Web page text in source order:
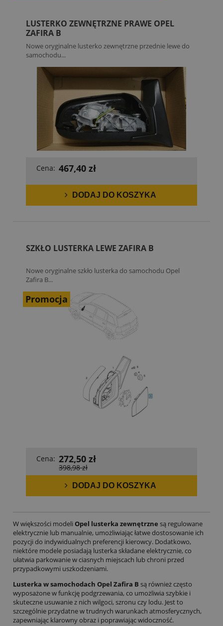
LUSTERKO ZEWNĘTRZNE PRAWE OPEL
ZAFIRA B
Nowe oryginalne lusterko zewnętrzne przednie lewe do
samochodu...
Cena: 467,40 zł
DODAJ DO KOSZYKA
SZKŁO LUSTERKA LEWE ZAFIRA B
Nowe oryginalne szkło lusterka do samochodu Opel
Zafira B...
Cena: 272,50 zł
398,98 zł
DODAJ DO KOSZYKA
Promocja
W większości modeli Opel lusterka zewnętrzne są regulowane
elektrycznie lub manualnie, umożliwiając łatwe dostosowanie ich
pozycji do indywidualnych preferencji kierowcy. Dodatkowo,
niektóre modele posiadają lusterka składane elektrycznie, co
ułatwia parkowanie w ciasnych miejscach lub chroni przed
przypadkowymi uszkodzeniami.
Lusterka w samochodach Opel Zafira B są również często
wyposażone w funkcję podgrzewania, co umożliwia szybkie i
skuteczne usuwanie z nich wilgoci, szronu czy lodu. Jest to
szczególnie przydatne w trudnych warunkach atmosferycznych,
zapewniając klarowny obraz i poprawiając widoczność.